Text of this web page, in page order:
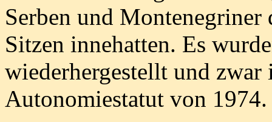
Serben und
Sitzen innehatten. Es
wiederhergestellt und
Autonomiestatut von 1974.